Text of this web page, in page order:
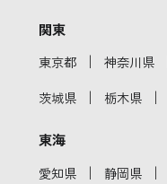
関東
東京都 ｜ 神奈川県
茨城県 ｜ 栃木県 ｜
東海
愛知県 ｜ 静岡県 ｜